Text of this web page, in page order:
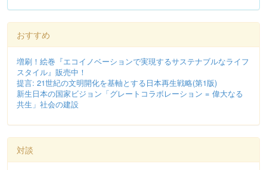
おすすめ
増刷！絵巻『エコイノベーションで実現するサステナブルなライフ
スタイル』販売中！
提言: 21世紀の文明開化を基軸とする日本再生戦略(第1版)
新生日本の国家ビジョン「グレートコラボレーション = 偉大なる
共生」社会の建設
対談